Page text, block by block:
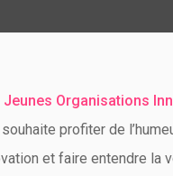
Organisations
profiter de
et faire entendre la